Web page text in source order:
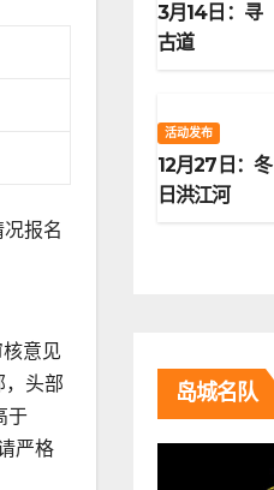
报名
意见
，头部
于
严格
3月14日：寻
古道
活动发布
12月27日：冬
日洪江河
岛城名队